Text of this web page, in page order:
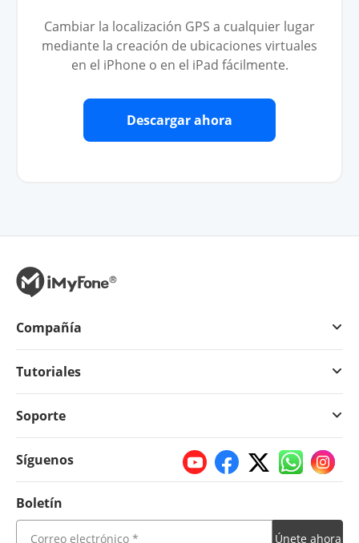
Cambiar la localización GPS a cualquier lugar
mediante la creación de ubicaciones virtuales
en el iPhone o en el iPad fácilmente.
Descargar ahora
Compañía
Tutoriales
Soporte
Síguenos
Boletín
Únete ahora